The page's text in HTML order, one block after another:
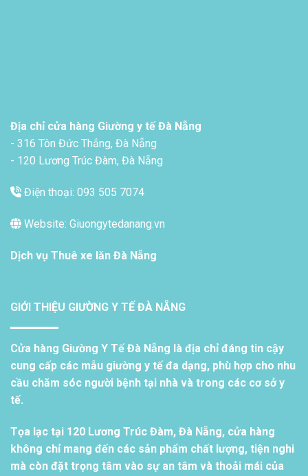
Địa chỉ cửa hàng Giường y tế Đà Nẵng
- 316 Tôn Đức Thắng, Đà Nẵng
- 120 Lương Trúc Đàm, Đà Nẵng
Điện thoại: 093 505 7074
Website: Giuongytedanang.vn
Dịch vụ Thuê xe lăn Đà Nẵng
GIỚI THIỆU GIƯỜNG Y TẾ ĐÀ NẴNG
Cửa hàng Giường Y Tế Đà Nẵng là địa chỉ đáng tin cậy
cung cấp các mẫu giường y tế đa dạng, phù hợp cho nhu
cầu chăm sóc người bệnh tại nhà và trong các cơ sở y
tế.
Tọa lạc tại 120 Lương Trúc Đàm, Đà Nẵng, cửa hàng
không chỉ mang đến các sản phẩm chất lượng, tiện nghi
mà còn đặt trọng tâm vào sự an tâm và thoải mái của